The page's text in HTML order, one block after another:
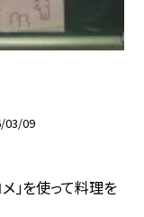
03/09
」を使って料理を